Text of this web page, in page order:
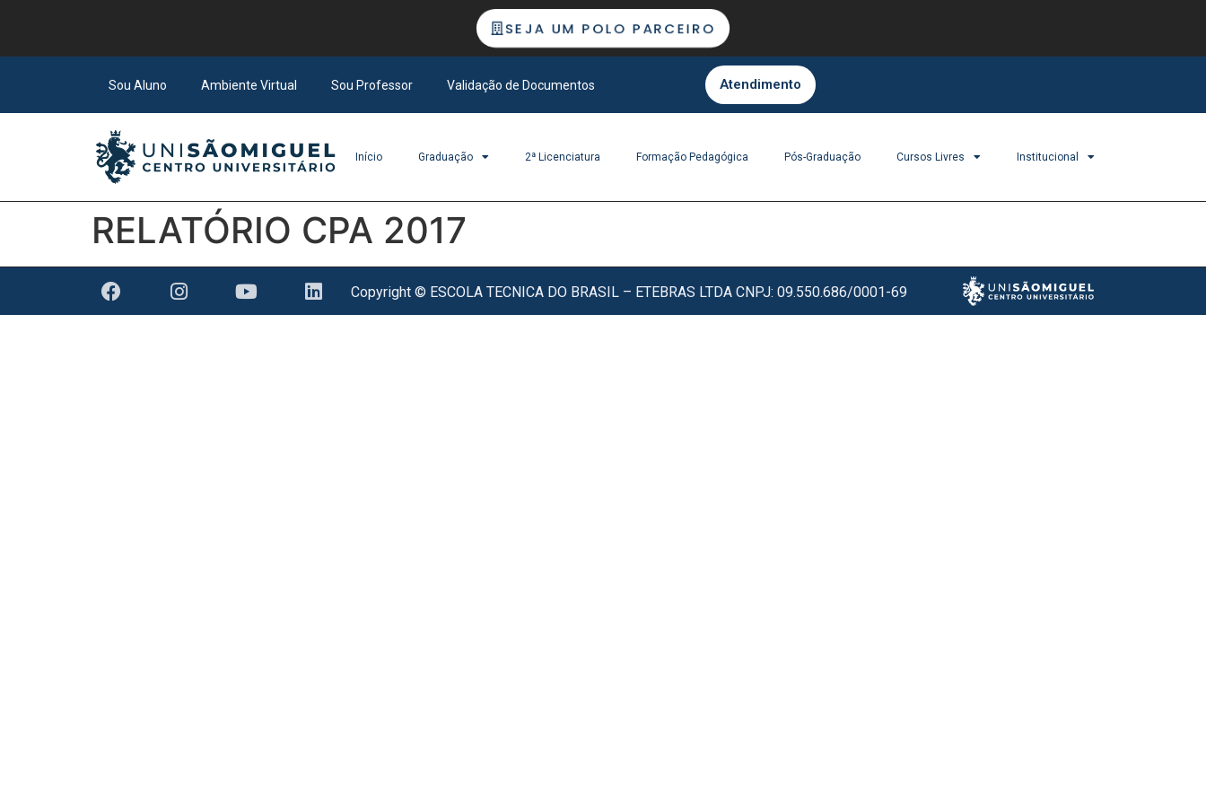
SEJA UM POLO PARCEIRO
Sou Aluno Ambiente Virtual Sou Professor Validação de Documentos Atendimento
Início Graduação 2ª Licenciatura Formação Pedagógica Pós-Graduação Cursos Livres Institucional
RELATÓRIO CPA 2017
Copyright © ESCOLA TECNICA DO BRASIL – ETEBRAS LTDA CNPJ: 09.550.686/0001-69